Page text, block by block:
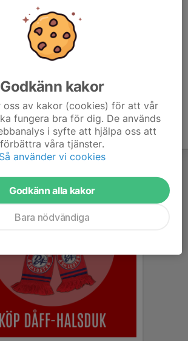
Godkänn kakor
oss av kakor (cookies) för att vår
fungera bra för dig. De används
i syfte att hjälpa oss att
förbättra våra tjänster.
Så använder vi cookies
Godkänn alla kakor
Bara nödvändiga